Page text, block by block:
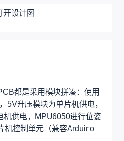
开设计图
都是采用模块拼凑：使用
5V升压模块为单片机供电，
机供电，MPU6050进行位姿
机控制单元（兼容Arduino